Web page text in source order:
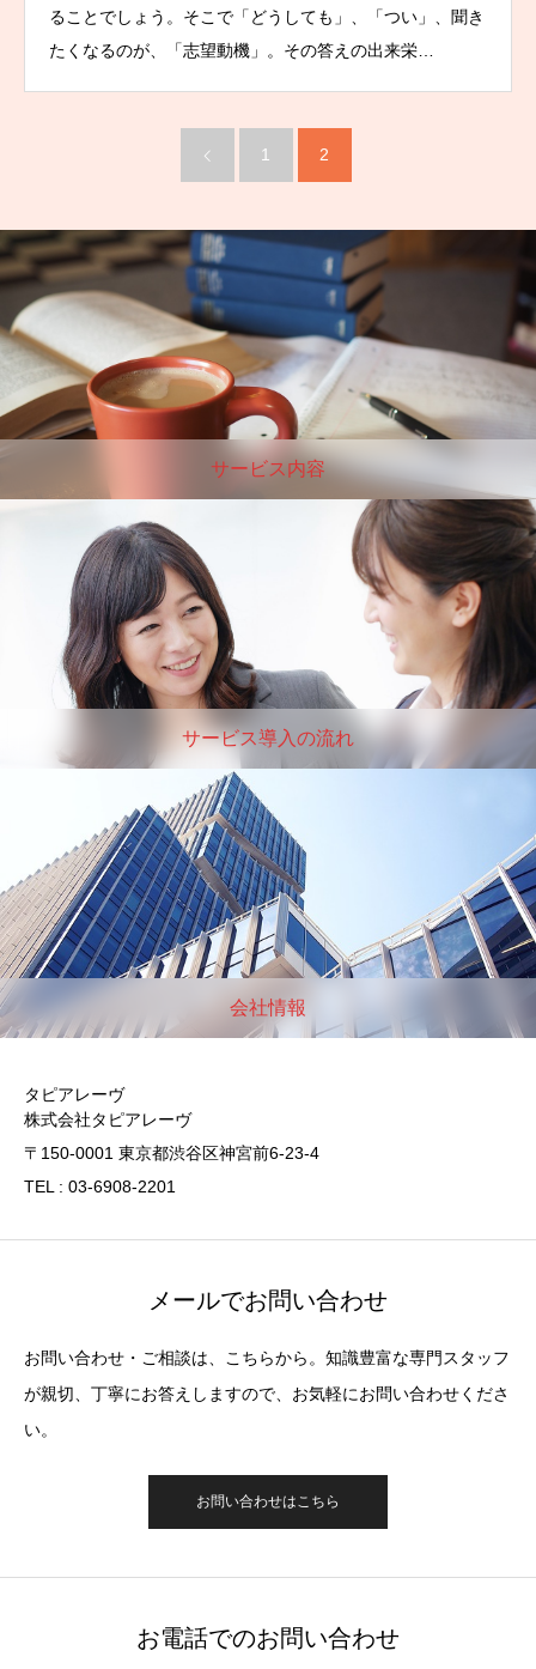
ることでしょう。そこで「どうしても」、「つい」、聞き
たくなるのが、「志望動機」。その答えの出来栄…
1 2
サービス内容
サービス導入の流れ
会社情報
タピアレーヴ
株式会社タピアレーヴ
〒150-0001 東京都渋谷区神宮前6-23-4
TEL : 03-6908-2201
メールでお問い合わせ
お問い合わせ・ご相談は、こちらから。知識豊富な専門スタッフ
が親切、丁寧にお答えしますので、お気軽にお問い合わせくださ
い。
お問い合わせはこちら
お電話でのお問い合わせ